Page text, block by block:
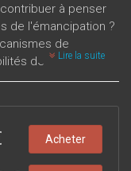
à penser
de l'émancipation ?
de
de
défis majeurs,
sociales et
Lire la suite
Acheter